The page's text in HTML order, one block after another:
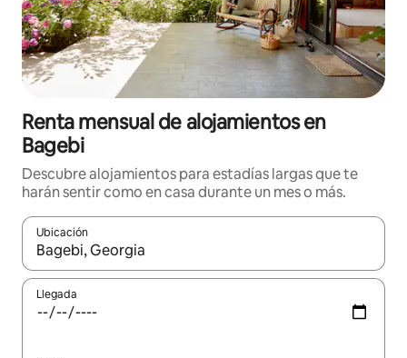
Renta mensual de alojamientos en
Bagebi
Descubre alojamientos para estadías largas que te
harán sentir como en casa durante un mes o más.
Ubicación
Cuando los resultados estén disponibles, navega con las
Llegada